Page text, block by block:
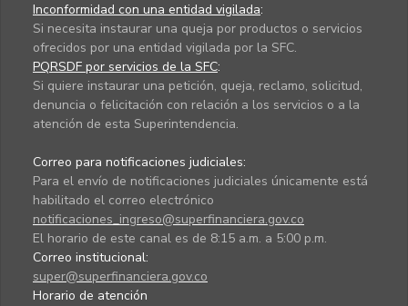
Inconformidad con una entidad vigilada:
Si necesita instaurar una queja por productos o servicios
ofrecidos por una entidad vigilada por la SFC.
PQRSDF por servicios de la SFC:
Si quiere instaurar una petición, queja, reclamo, solicitud,
denuncia o felicitación con relación a los servicios o a la
atención de esta Superintendencia.
Correo para notificaciones judiciales:
Para el envío de notificaciones judiciales únicamente está
habilitado el correo electrónico
notificaciones_ingreso@superfinanciera.gov.co
El horario de este canal es de 8:15 a.m. a 5:00 p.m.
Correo institucional:
super@superfinanciera.gov.co
Horario de atención